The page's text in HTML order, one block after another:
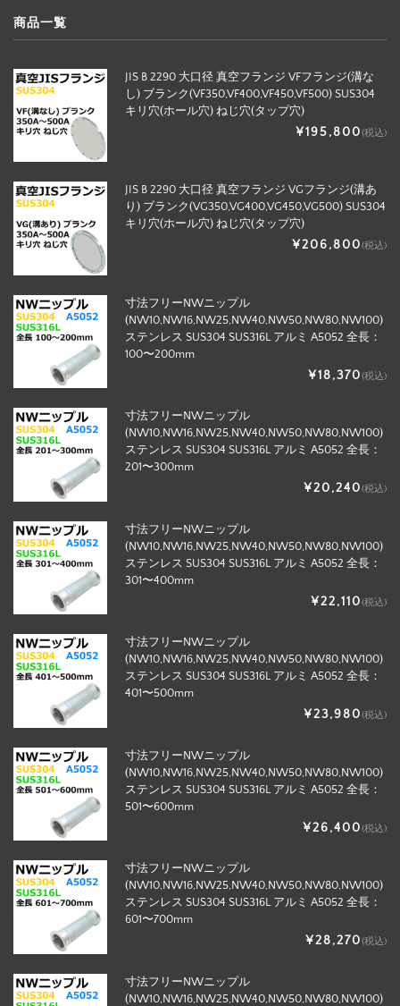
商品一覧
JIS B 2290 大口径 真空フランジ VFフランジ(溝な
し) ブランク(VF350,VF400,VF450,VF500) SUS304
キリ穴(ホール穴) ねじ穴(タップ穴)
¥195,800(税込)
JIS B 2290 大口径 真空フランジ VGフランジ(溝あ
り) ブランク(VG350,VG400,VG450,VG500) SUS304
キリ穴(ホール穴) ねじ穴(タップ穴)
¥206,800(税込)
寸法フリーNWニップル
(NW10,NW16,NW25,NW40,NW50,NW80,NW100)
ステンレス SUS304 SUS316L アルミ A5052 全長：
100〜200mm
¥18,370(税込)
寸法フリーNWニップル
(NW10,NW16,NW25,NW40,NW50,NW80,NW100)
ステンレス SUS304 SUS316L アルミ A5052 全長：
201〜300mm
¥20,240(税込)
寸法フリーNWニップル
(NW10,NW16,NW25,NW40,NW50,NW80,NW100)
ステンレス SUS304 SUS316L アルミ A5052 全長：
301〜400mm
¥22,110(税込)
寸法フリーNWニップル
(NW10,NW16,NW25,NW40,NW50,NW80,NW100)
ステンレス SUS304 SUS316L アルミ A5052 全長：
401〜500mm
¥23,980(税込)
寸法フリーNWニップル
(NW10,NW16,NW25,NW40,NW50,NW80,NW100)
ステンレス SUS304 SUS316L アルミ A5052 全長：
501〜600mm
¥26,400(税込)
寸法フリーNWニップル
(NW10,NW16,NW25,NW40,NW50,NW80,NW100)
ステンレス SUS304 SUS316L アルミ A5052 全長：
601〜700mm
¥28,270(税込)
寸法フリーNWニップル
(NW10,NW16,NW25,NW40,NW50,NW80,NW100)